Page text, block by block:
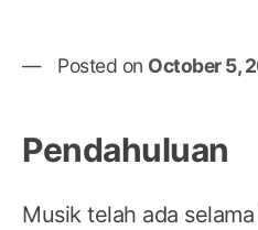
Posted on October 5,
Pendahuluan
Musik telah ada